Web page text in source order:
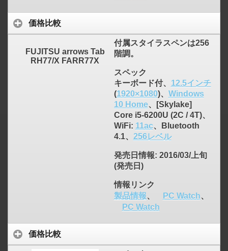
価格比較
FUJITSU arrows Tab
RH77/X FARR77X
付属スタイラスペンは256
階調。
スペック
キーボード付、 12.5インチ
(1920×1080)、 Windows
10 Home、[Skylake]
Core i5-6200U (2C / 4T)、
WiFi: 11ac、Bluetooth
4.1、 256レベル
発売日情報: 2016/03/上旬
(発売日)
情報リンク
製品情報、 PC Watch、
PC Watch
価格比較